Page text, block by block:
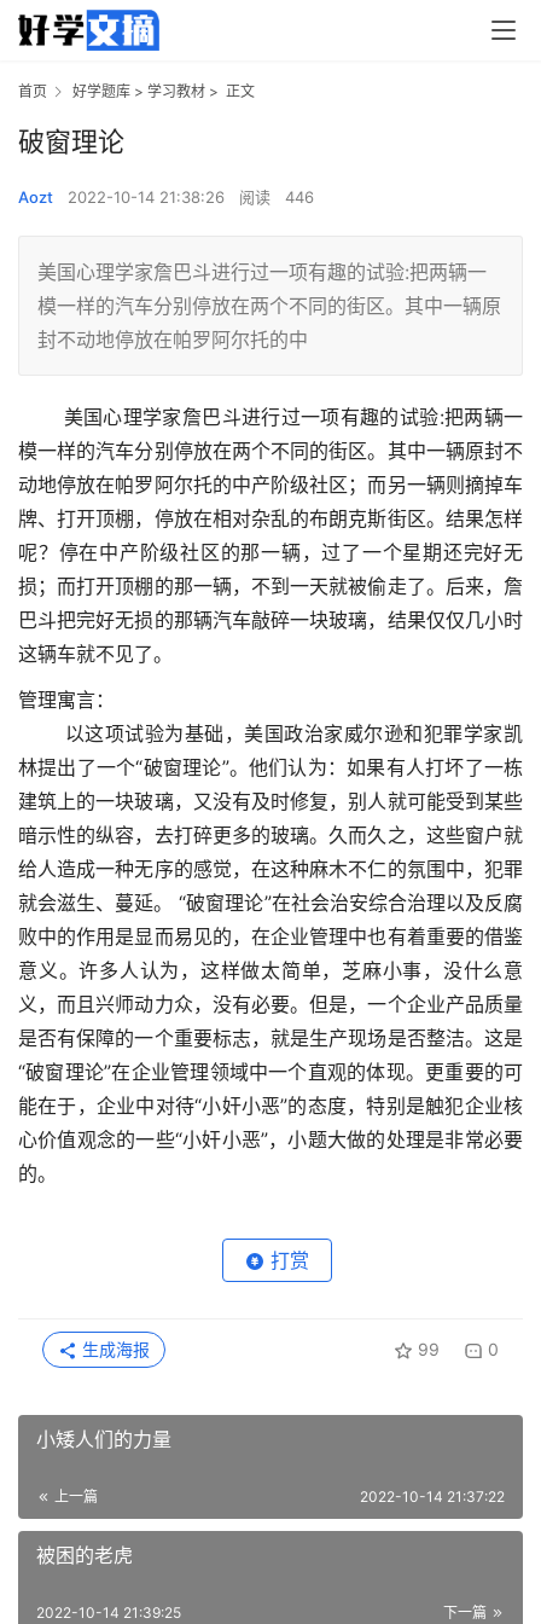
首页 好学题库 > 学习教材 > 正文
破窗理论
Aozt 2022-10-14 21:38:26 阅读 446
美国心理学家詹巴斗进行过一项有趣的试验:把两辆一
模一样的汽车分别停放在两个不同的街区。其中一辆原
封不动地停放在帕罗阿尔托的中
美国心理学家詹巴斗进行过一项有趣的试验:把两辆一
模一样的汽车分别停放在两个不同的街区。其中一辆原封不
动地停放在帕罗阿尔托的中产阶级社区；而另一辆则摘掉车
牌、打开顶棚，停放在相对杂乱的布朗克斯街区。结果怎样
呢？停在中产阶级社区的那一辆，过了一个星期还完好无
损；而打开顶棚的那一辆，不到一天就被偷走了。后来，詹
巴斗把完好无损的那辆汽车敲碎一块玻璃，结果仅仅几小时
这辆车就不见了。
管理寓言：
以这项试验为基础，美国政治家威尔逊和犯罪学家凯
林提出了一个“破窗理论”。他们认为：如果有人打坏了一栋
建筑上的一块玻璃，又没有及时修复，别人就可能受到某些
暗示性的纵容，去打碎更多的玻璃。久而久之，这些窗户就
给人造成一种无序的感觉，在这种麻木不仁的氛围中，犯罪
就会滋生、蔓延。 “破窗理论”在社会治安综合治理以及反腐
败中的作用是显而易见的，在企业管理中也有着重要的借鉴
意义。许多人认为，这样做太简单，芝麻小事，没什么意
义，而且兴师动力众，没有必要。但是，一个企业产品质量
是否有保障的一个重要标志，就是生产现场是否整洁。这是
“破窗理论”在企业管理领域中一个直观的体现。更重要的可
能在于，企业中对待“小奸小恶”的态度，特别是触犯企业核
心价值观念的一些“小奸小恶”，小题大做的处理是非常必要
的。
打赏
99 0
生成海报
小矮人们的力量
上一篇 2022-10-14 21:37:22
被困的老虎
下一篇
2022-10-14 21:39:25